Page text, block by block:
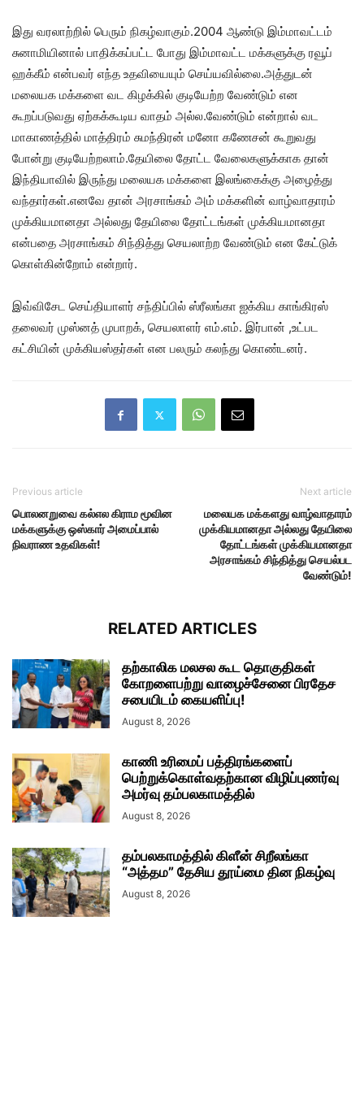
இது வரலாற்றில் பெரும் நிகழ்வாகும்.2004 ஆண்டு இம்மாவட்டம்
சுனாமியினால் பாதிக்கப்பட்ட போது இம்மாவட்ட மக்களுக்கு ரவூப்
ஹக்கீம் என்பவர் எந்த உதவியையும் செய்யவில்லை.அத்துடன்
மலையக மக்களை வட கிழக்கில் குடியேற்ற வேண்டும் என
கூறப்படுவது ஏற்கக்கூடிய வாதம் அல்ல.வேண்டும் என்றால் வட
மாகாணத்தில் மாத்திரம் சுமந்திரன் மனோ கணேசன் கூறுவது
போன்று குடியேற்றலாம்.தேயிலை தோட்ட வேலைகளுக்காக தான்
இந்தியாவில் இருந்து மலையக மக்களை இலங்கைக்கு அழைத்து
வந்தார்கள்.எனவே தான் அரசாங்கம் அம் மக்களின் வாழ்வாதாரம்
முக்கியமானதா அல்லது தேயிலை தோட்டங்கள் முக்கியமானதா
என்பதை அரசாங்கம் சிந்தித்து செயலாற்ற வேண்டும் என கேட்டுக்
கொள்கின்றோம் என்றார்.
இவ்விசேட செய்தியாளர் சந்திப்பில் ஸ்ரீல‌ங்கா ஐக்கிய‌ காங்கிர‌ஸ்
த‌லைவ‌ர் முஸ்ன‌த் முபாற‌க், செயலாளர் எம்.எம். இர்பான் ,உட்பட
கட்சியின் முக்கியஸ்தர்கள் என பலரும் கலந்து கொண்டனர்.
Previous article
பொலனறுவை கல்எல கிராம மூவின
மக்களுக்கு ஒஸ்கார் அமைப்பால்
நிவராண உதவிகள்!
Next article
மலையக மக்களது வாழ்வாதாரம்
முக்கியமானதா அல்லது தேயிலை
தோட்டங்கள் முக்கியமானதா
அரசாங்கம் சிந்தித்து செயல்பட
வேண்டும்!
RELATED ARTICLES
தற்காலிக மலசல கூட தொகுதிகள்
கோறளைபற்று வாழைச்சேனை பிரதேச
சபையிடம் கையளிப்பு!
August 8, 2026
காணி உரிமைப் பத்திரங்களைப்
பெற்றுக்கொள்வதற்கான விழிப்புணர்வு
அமர்வு தம்பலகாமத்தில்
August 8, 2026
தம்பலகாமத்தில் கிளீன் சிறீலங்கா
“அத்தம” தேசிய தூய்மை தின நிகழ்வு
August 8, 2026